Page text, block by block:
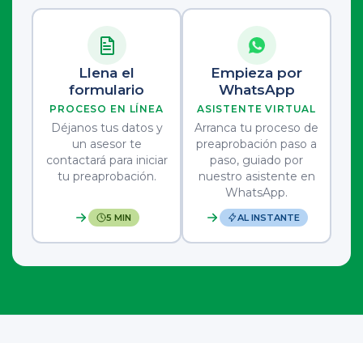
Llena el
formulario
PROCESO EN LÍNEA
Déjanos tus datos y
un asesor te
contactará para iniciar
tu preaprobación.
5 MIN
Empieza por
WhatsApp
ASISTENTE VIRTUAL
Arranca tu proceso de
preaprobación paso a
paso, guiado por
nuestro asistente en
WhatsApp.
AL INSTANTE